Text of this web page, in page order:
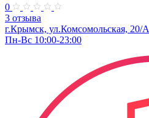
0
3 отзыва
г.Крымск, ул.Комсомольская, 20/А
Пн-Вс 10:00-23:00